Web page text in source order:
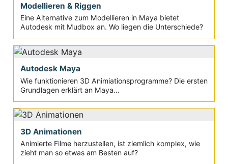
Modellieren & Riggen
Eine Alternative zum Modellieren in Maya bietet
Autodesk mit Mudbox an. Wo liegen die Unterschiede?
Autodesk Maya
Wie funktionieren 3D Animiationsprogramme? Die ersten
Grundlagen erklärt an Maya...
3D Animationen
Animierte Filme herzustellen, ist ziemlich komplex, wie
zieht man so etwas am Besten auf?